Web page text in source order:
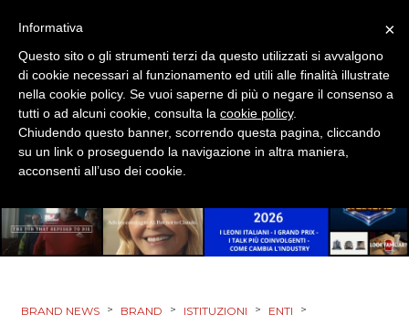
MOBILE
PROMOZIONI
PRODOTTI
PUNTI VENDITA
BRAND NEWS > BRAND > ISTITUZIONI > ENTI >
×
Informativa
Questo sito o gli strumenti terzi da questo utilizzati si avvalgono
di cookie necessari al funzionamento ed utili alle finalità illustrate
nella cookie policy. Se vuoi saperne di più o negare il consenso a
tutti o ad alcuni cookie, consulta la cookie policy.
Chiudendo questo banner, scorrendo questa pagina, cliccando
su un link o proseguendo la navigazione in altra maniera,
acconsenti all’uso dei cookie.